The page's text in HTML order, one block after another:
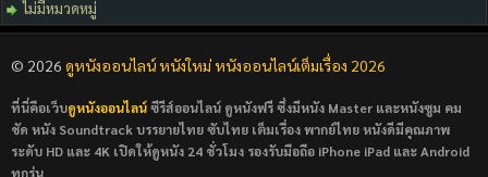
ไม่มีหมวดหมู่
© 2026 ดูหนังออนไลน์ หนังใหม่ หนังออนไลน์เต็มเรื่อง 2026
ที่นี่คือเว็บดูหนังออนไลน์ซีรีส์ออนไลน์ ดูหนังฟรี ซึ่งมีหนัง Master และหนังซูม คม
ชัด หนัง Soundtrack บรรยายไทย ซับไทย เต็มเรื่อง พากย์ไทย หนังดีมีคุณภาพ
ระดับ HD และ 4K เปิดให้ดูหนัง 24 ชั่วโมง รองรับมือถือ iPhone iPad และ Android
ทุกรุ่น